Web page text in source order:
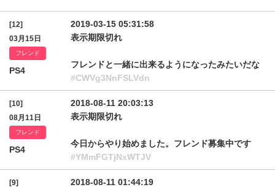
[12]
03月15日
フレンド
PS4
2019-03-15 05:31:58
表示期限切れ
フレンドと一緒に出来るようになったみたいだな
#CWVg3NnFSLVdn
[10]
08月11日
フレンド
PS4
2018-08-11 20:03:13
表示期限切れ
今日からやり始めました。フレンド募集中です
#YMmFGTjNxWTJV
[9]
2018-08-11 01:44:19